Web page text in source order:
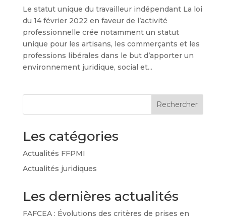
Le statut unique du travailleur indépendant La loi
du 14 février 2022 en faveur de l’activité
professionnelle crée notamment un statut
unique pour les artisans, les commerçants et les
professions libérales dans le but d’apporter un
environnement juridique, social et...
Rechercher
Les catégories
Actualités FFPMI
Actualités juridiques
Les dernières actualités
FAFCEA : Évolutions des critères de prises en